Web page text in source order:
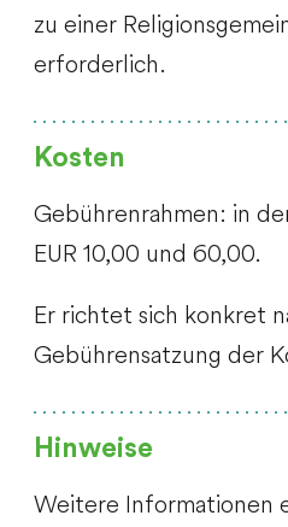
zu einer
erforderlich.
Kosten
Gebührenrahmen: in
EUR 10,00 und 60,00.
Er richtet sich konkret
Gebührensatzung der
Hinweise
Weitere Informationen